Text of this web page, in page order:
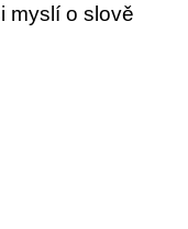
myslí o slově